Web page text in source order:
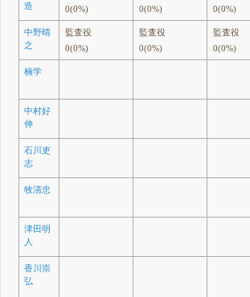
造
0(0%)
0(0%)
0(0%)
中野晴
之
監査役
0(0%)
監査役
0(0%)
監査役
0(0%)
楠学
中村好
伸
石川吏
志
牧清忠
津田明
人
香川崇
弘